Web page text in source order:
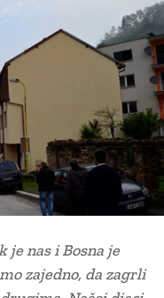
je nas i Bosna je
zajedno, da zagrli